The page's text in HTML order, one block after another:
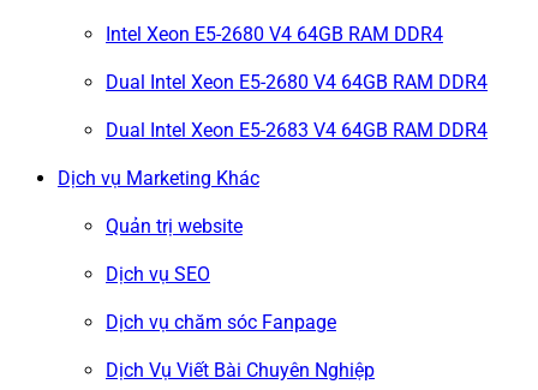
Intel Xeon E5-2680 V4 64GB RAM DDR4
Dual Intel Xeon E5-2680 V4 64GB RAM DDR4
Dual Intel Xeon E5-2683 V4 64GB RAM DDR4
Dịch vụ Marketing Khác
Quản trị website
Dịch vụ SEO
Dịch vụ chăm sóc Fanpage
Dịch Vụ Viết Bài Chuyên Nghiệp